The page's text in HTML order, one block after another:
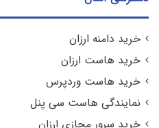
خرید دامنه ارزان
خرید هاست ارزان
خرید هاست وردپرس
نمایندگی هاست سی پنل
خرید سرور مجازی ارزان